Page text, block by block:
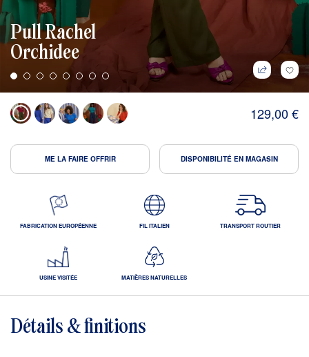
Pull Rachel
Orchidee
129,00 €
ME LA FAIRE OFFRIR DISPONIBILITÉ EN MAGASIN
FABRICATION EUROPÉENNE FIL ITALIEN TRANSPORT ROUTIER
USINE VISITÉE MATIÈRES NATURELLES
Détails & finitions